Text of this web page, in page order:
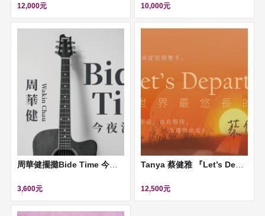
12,000元 10,000元
3,600元 12,500元